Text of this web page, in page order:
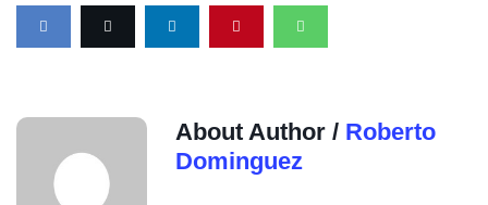
About Author / Roberto
Dominguez